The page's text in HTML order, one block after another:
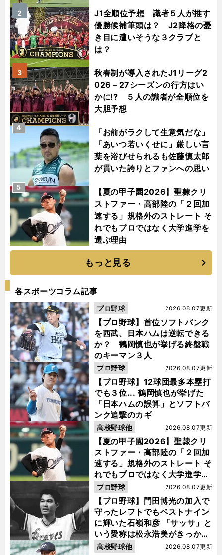
J1全順位予想 識者５人が推す
優勝候補筆頭は？ J2降格の憂
き目に遭いそうな３クラブと
は？
2
秋春制が導入されたJ1リーグ2
026－27シーズンの行方はい
かに!? ５人の識者が全順位を
大胆予想
3
「お前がラクして生意気だな」
「あいつ若いくせに」厳しい言
葉を浴びせられるも佐藤慎太郎
が貫いた誇りとファンへの思い
4
【夏の甲子園2026】聖隷クリ
ストファー・高部陸の「２回加
速する」規格外のストレート そ
れでもプロではなく大学進学を
選ぶ理由
5
もっと見る
各スポーツコラム記事
【プロ野球】首位ソフトバンク
を西武、日本ハムは逆転できる
か？ 鶴岡慎也が挙げる終盤戦
のキーマン３人
2026.08.07更新
プロ野球
【プロ野球】12球団最多本塁打
でも３位... 鶴岡慎也が挙げた
「日本ハムの誤算」とソフトバ
ンク追撃のカギ
2026.08.07更新
プロ野球
【夏の甲子園2026】聖隷クリ
ストファー・高部陸の「２回加
速する」規格外のストレート そ
れでもプロではなく大学進学を
選ぶ理由
2026.08.07更新
高校野球他
【プロ野球】門田博光の加入で
守ったレフトでもベストナイン
に輝いた石嶺和彦 「サッサ」と
いう愛称は松永浩美がきっか
け？
2026.08.07更新
プロ野球
2026.08.07更新
高校野球他